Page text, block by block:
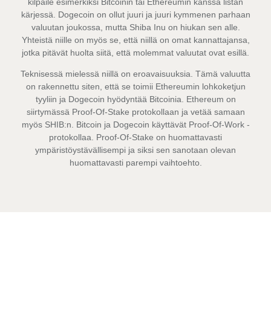
kärjessä. Dogecoin on ollut juuri ja juuri kymmenen parhaan
valuutan joukossa, mutta Shiba Inu on hiukan sen alle.
Yhteistä niille on myös se, että niillä on omat kannattajansa,
jotka pitävät huolta siitä, että molemmat valuutat ovat esillä.
Teknisessä mielessä niillä on eroavaisuuksia. Tämä valuutta
on rakennettu siten, että se toimii Ethereumin lohkoketjun
tyyliin ja Dogecoin hyödyntää Bitcoinia. Ethereum on
siirtymässä Proof-Of-Stake protokollaan ja vetää samaan
myös SHIB:n. Bitcoin ja Dogecoin käyttävät Proof-Of-Work -
protokollaa. Proof-Of-Stake on huomattavasti
ympäristöystävällisempi ja siksi sen sanotaan olevan
huomattavasti parempi vaihtoehto.